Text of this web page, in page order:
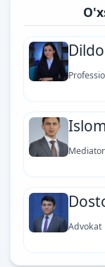
Mediator
Advokat